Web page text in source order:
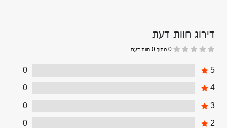
דירוג חוות דעת
5
0
4
0
3
0
2
0